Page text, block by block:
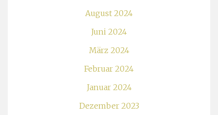
August 2024
Juni 2024
März 2024
Februar 2024
Januar 2024
Dezember 2023